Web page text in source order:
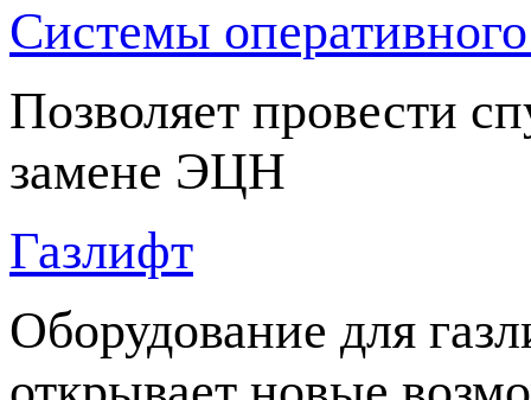
Системы
Позволяет провести
замене ЭЦН
Газлифт
Оборудование для